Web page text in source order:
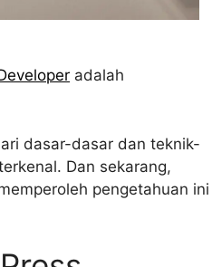
adalah
dasar-dasar dan teknik-
Dan sekarang,
pengetahuan ini